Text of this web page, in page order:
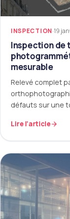
INSPECTION·19
Inspection de
mesurable
Relevé complet
défauts sur une
Lire l’article